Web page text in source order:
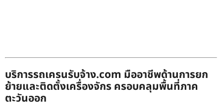
บริการรถเครนรับจ้าง.com มืออาชีพด้านการยก
ย้ายและติดตั้งเครื่องจักร ครอบคลุมพื้นที่ภาค
ตะวันออก